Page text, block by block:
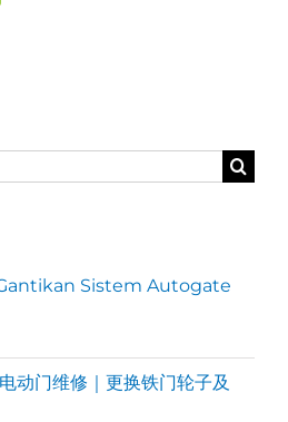
Sistem Autogate
动门维修｜更换铁门轮子及